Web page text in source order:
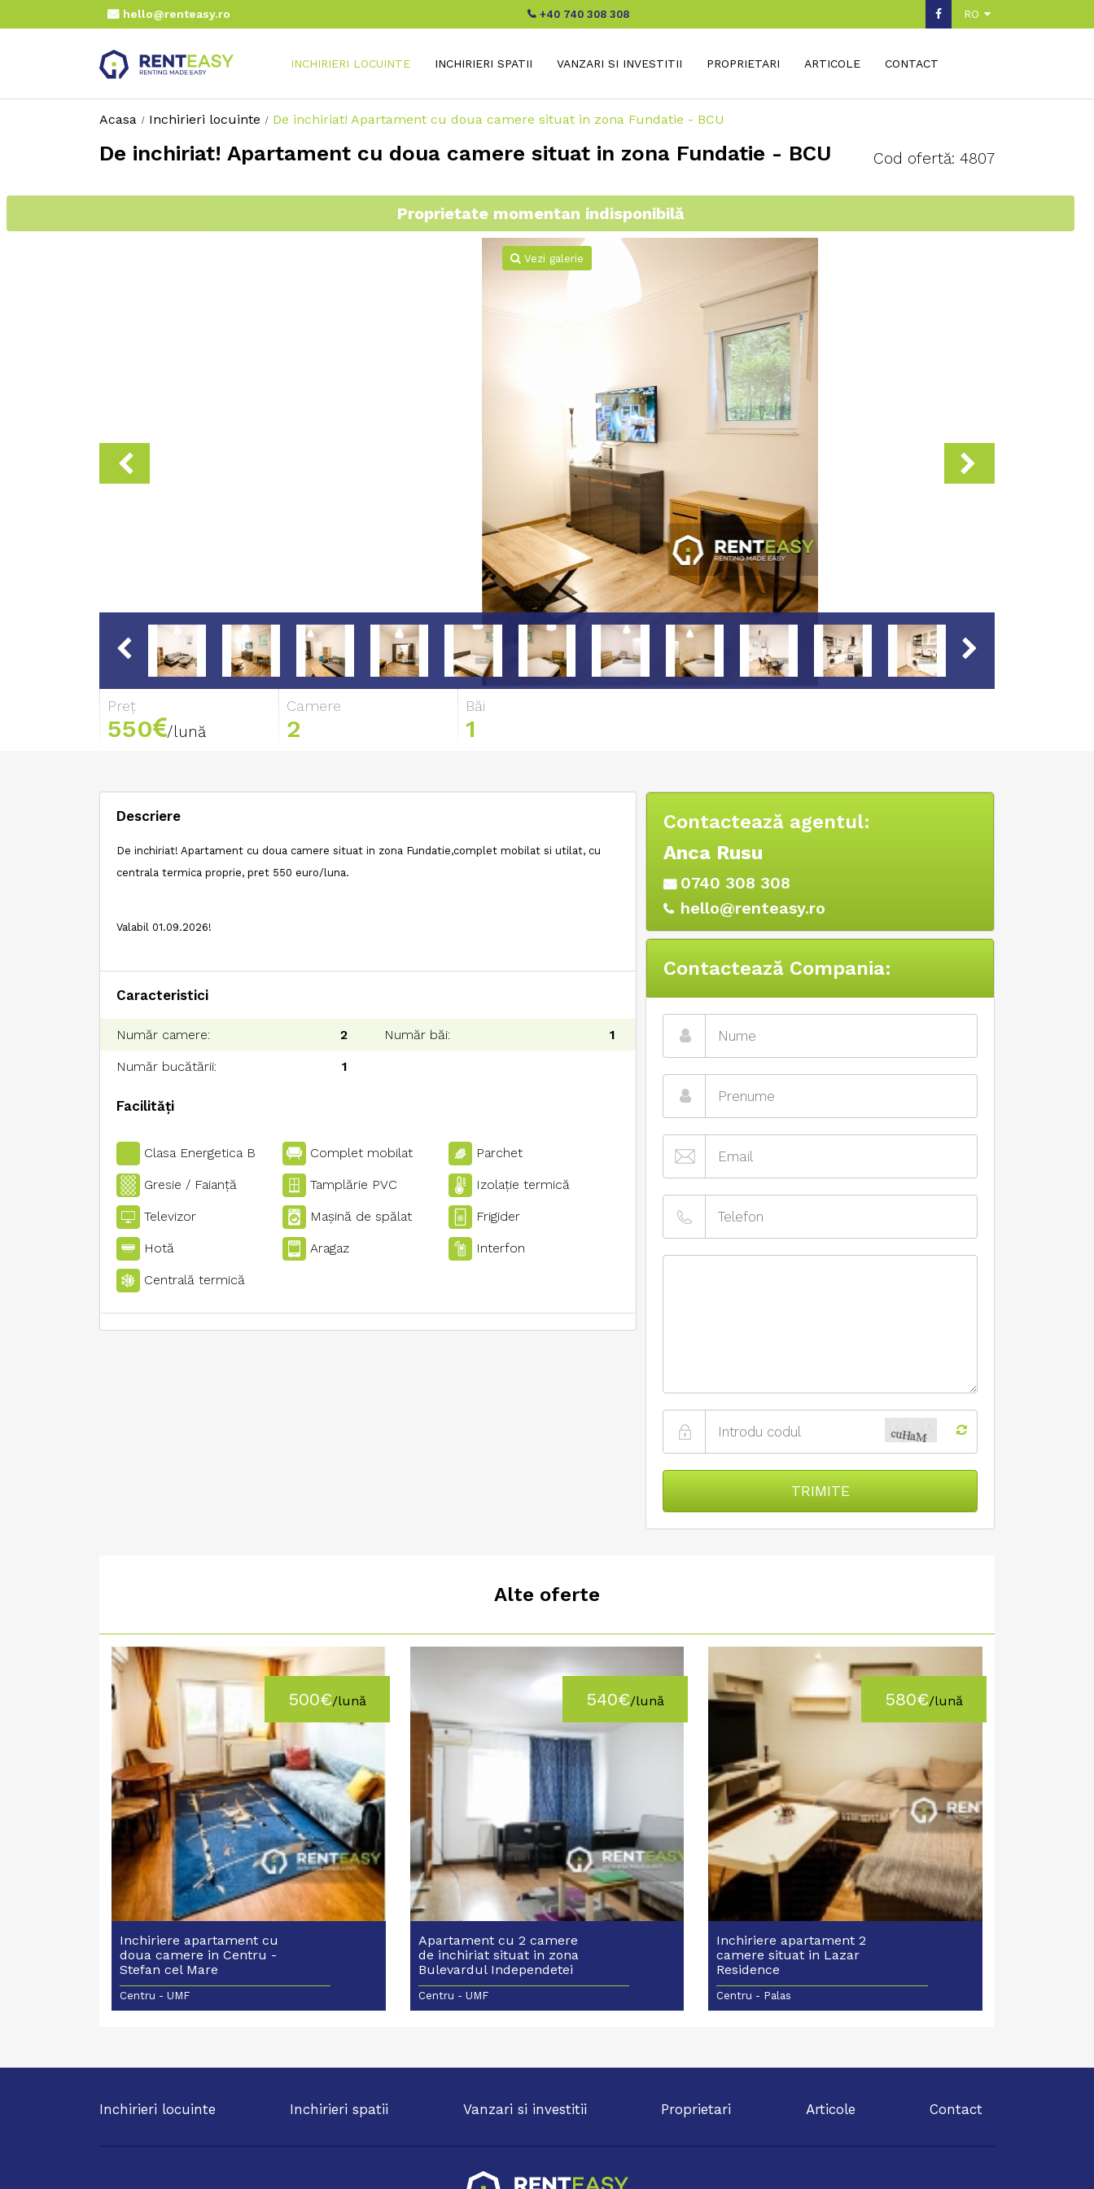
hello@renteasy.ro +40 740 308 308 RO
INCHIRIERI LOCUINTE INCHIRIERI SPATII VANZARI SI INVESTITII PROPRIETARI ARTICOLE CONTACT
Acasa Inchirieri locuinte De inchiriat! Apartament cu doua camere situat in zona Fundatie - BCU
De inchiriat! Apartament cu doua camere situat in zona Fundatie - BCU Cod ofertă: 4807
Proprietate momentan indisponibilă
Vezi galerie
Preț
550 /lună
Camere
2
Băi
1
Descriere
De inchiriat! Apartament cu doua camere situat in zona Fundatie,complet mobilat si utilat, cu
centrala termica proprie, pret 550 euro/luna.
Valabil 01.09.2026!
Caracteristici
Număr camere: 2 Număr băi: 1
Număr bucătării: 1
Facilități
Clasa Energetica B Complet mobilat Parchet
Gresie / Faianţă Tamplărie PVC Izolaţie termică
Televizor Maşină de spălat Frigider
Hotă Aragaz Interfon
Centrală termică
Contactează agentul:
Anca Rusu
0740 308 308
hello@renteasy.ro
Contactează Compania:
TRIMITE
Alte oferte
Inchiriere apartament cu
doua camere in Centru -
Stefan cel Mare
Centru - UMF
500€/lună
Apartament cu 2 camere
de inchiriat situat in zona
Bulevardul Independetei
- UMF
Centru - UMF
540€/lună
Inchiriere apartament 2
camere situat in Lazar
Residence
Centru - Palas
580€/lună
Inchirieri locuinte Inchirieri spatii Vanzari si investitii Proprietari Articole Contact